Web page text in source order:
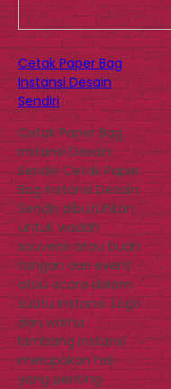
Cetak Paper Bag
Instansi Desain
Sendiri
Cetak Paper Bag
Instansi Desain
Sendiri Cetak Paper
Bag Instansi Desain
Sendiri dibutuhkan
untuk wadah
souvenir atau buah
tangan dari event
atau acara dalam
suatu instansi. Logo
dan warna
lambang instansi
merupakan hal
yang penting